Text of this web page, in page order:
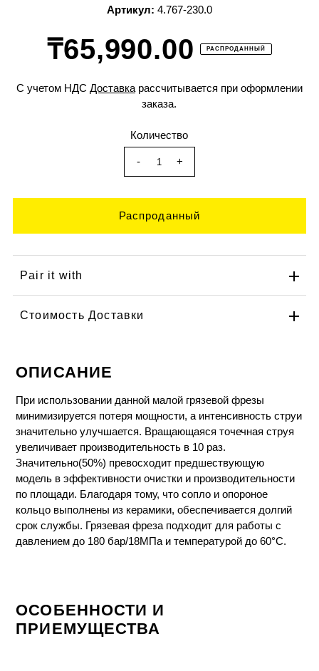
Артикул: 4.767-230.0
₸65,990.00 РАСПРОДАННЫЙ
С учетом НДС Доставкарассчитывается при оформлении
заказа.
Количество
- +
Pair it with
Стоимость Доставки
ОПИСАНИЕ
При использовании данной малой грязевой фрезы
минимизируется потеря мощности, а интенсивность струи
значительно улучшается. Вращающаяся точечная струя
увеличивает производительность в 10 раз.
Значительно(50%) превосходит предшествующую
модель в эффективности очистки и производительности
по площади. Благодаря тому, что сопло и опороное
кольцо выполнены из керамики, обеспечивается долгий
срок службы. Грязевая фреза подходит для работы с
давлением до 180 бар/18МПа и температурой до 60°C.
ОСОБЕННОСТИ И
ПРИЕМУЩЕСТВА